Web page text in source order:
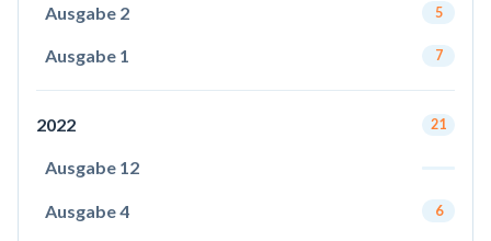
Ausgabe 2 5
Ausgabe 1 7
2022 21
Ausgabe 12
Ausgabe 4 6